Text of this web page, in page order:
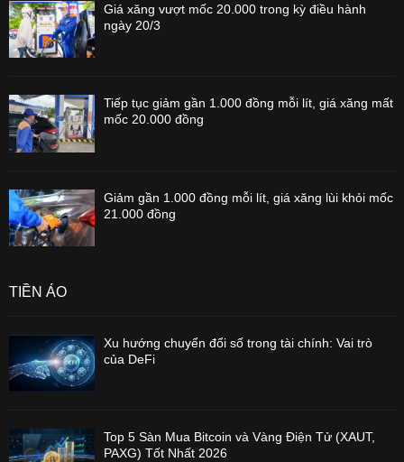
Giá xăng vượt mốc 20.000 trong kỳ điều hành
ngày 20/3
Tiếp tục giảm gần 1.000 đồng mỗi lít, giá xăng mất
mốc 20.000 đồng
Giảm gần 1.000 đồng mỗi lít, giá xăng lùi khỏi mốc
21.000 đồng
TIỀN ẢO
Xu hướng chuyển đổi số trong tài chính: Vai trò
của DeFi
Top 5 Sàn Mua Bitcoin và Vàng Điện Tử (XAUT,
PAXG) Tốt Nhất 2026